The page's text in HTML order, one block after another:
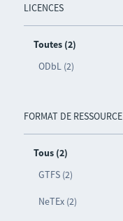
LICENCES
Toutes (2)
ODbL (2)
FORMAT DE RESSOURCE
Tous (2)
GTFS (2)
NeTEx (2)